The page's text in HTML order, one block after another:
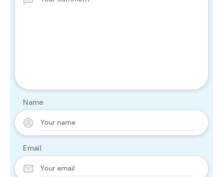
Name
Email